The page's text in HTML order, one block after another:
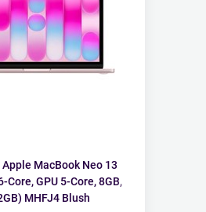
Apple MacBook Neo 13
Core, GPU 5-Core, 8GB,
MHFJ4 Blush